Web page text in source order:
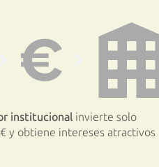
institucional invierte solo
y obtiene intereses atractivos